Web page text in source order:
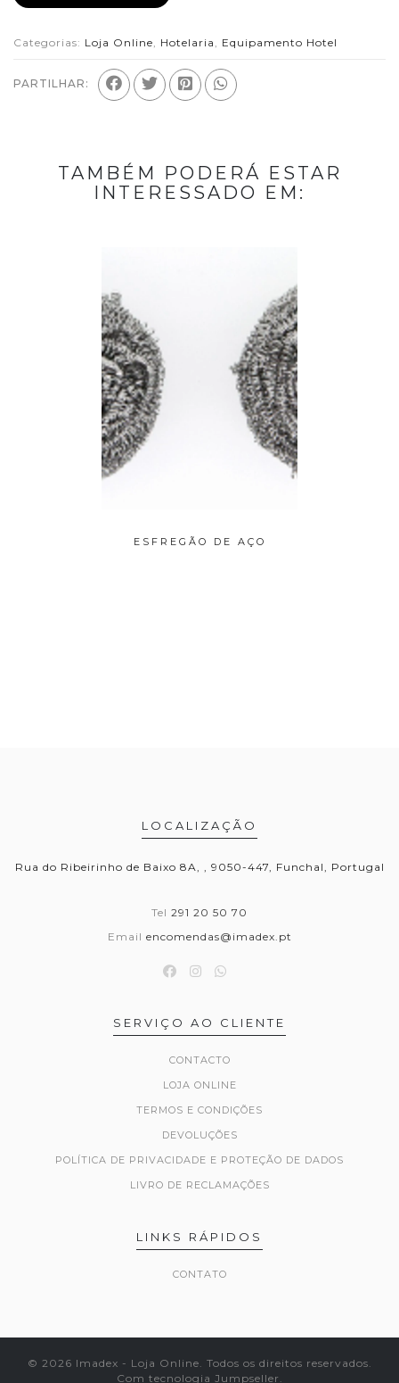
Categorias: Loja Online, Hotelaria , Equipamento Hotel
PARTILHAR:
TAMBÉM PODERÁ ESTAR
INTERESSADO EM:
ESFREGÃO DE AÇO
LOCALIZAÇÃO
Rua do Ribeirinho de Baixo 8A, , 9050-447, Funchal, Portugal
Tel 291 20 50 70
Email encomendas@imadex.pt
SERVIÇO AO CLIENTE
CONTACTO
LOJA ONLINE
TERMOS E CONDIÇÕES
DEVOLUÇÕES
POLÍTICA DE PRIVACIDADE E PROTEÇÃO DE DADOS
LIVRO DE RECLAMAÇÕES
LINKS RÁPIDOS
CONTATO
© 2026 Imadex - Loja Online. Todos os direitos reservados.
Com tecnologia Jumpseller .